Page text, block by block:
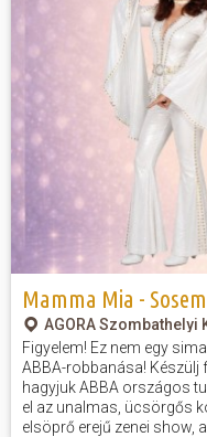
Mamma Mia -
AGORA
Figyelem! Ez nem egy
ABBA-robbanása! Készülj
hagyjuk ABBA országos
el az unalmas, ücsörgős
elsöprő erejű zenei show,